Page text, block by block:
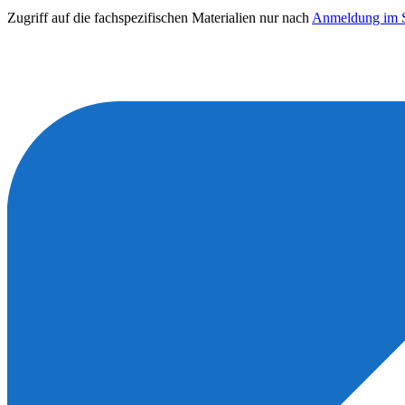
Zugriff auf die fachspezifischen Materialien nur nach Anmeldung im